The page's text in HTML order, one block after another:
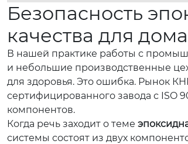
Безопасность
качества для
В нашей практике работы с
и небольшие производственные
для здоровья. Это ошибка. Рынок
сертифицированного завода с ISO
компонентов.
Когда речь заходит о теме
системы состоят из двух